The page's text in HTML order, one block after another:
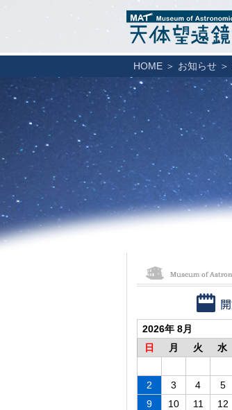
HOME ＞ お知らせ ＞
2026年 8月
日
月 火 水
2
3 4 5
9
10 11 12